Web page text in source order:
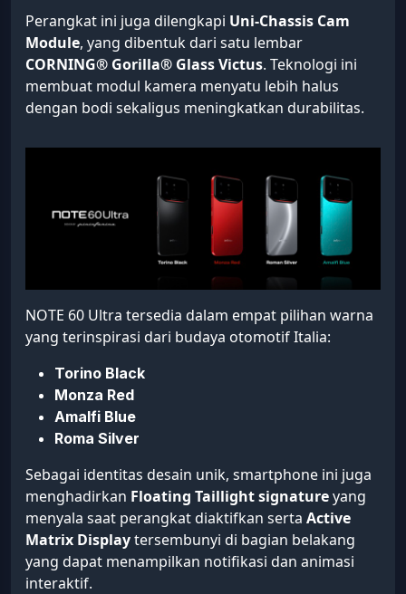
Perangkat ini juga dilengkapi Uni-Chassis Cam
Module, yang dibentuk dari satu lembar
CORNING® Gorilla® Glass Victus. Teknologi ini
membuat modul kamera menyatu lebih halus
dengan bodi sekaligus meningkatkan durabilitas.
NOTE 60 Ultra tersedia dalam empat pilihan warna
yang terinspirasi dari budaya otomotif Italia:
Torino Black
Monza Red
Amalfi Blue
Roma Silver
Sebagai identitas desain unik, smartphone ini juga
menghadirkan Floating Taillight signatureyang
menyala saat perangkat diaktifkan serta Active
Matrix Displaytersembunyi di bagian belakang
yang dapat menampilkan notifikasi dan animasi
interaktif.